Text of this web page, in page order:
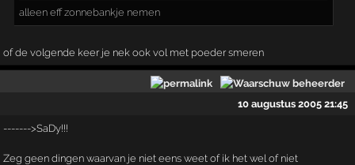
alleen eff zonnebankje nemen
of de volgende keer je nek ook vol met poeder smeren
10 augustus 2005 21:45
------->SaDy!!!
Zeg geen dingen waarvan je niet eens weet of ik het wel of niet